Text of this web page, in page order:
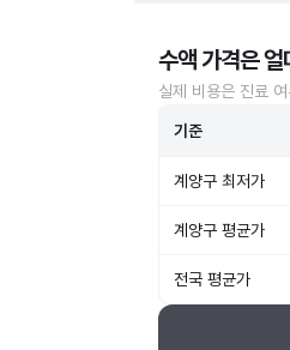
수액 가격은
실제 비용은 진료
기준
계양구 최저가
계양구 평균가
전국 평균가